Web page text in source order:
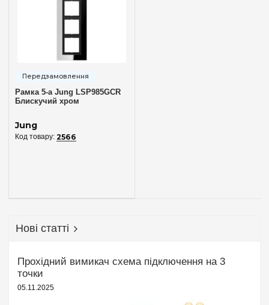
Рамка 5-а Jung LSP985GCR
Блискучий хром
Jung
2566
Нові статті
Прохідний вимикач схема підключення на 3
точки
05.11.2025